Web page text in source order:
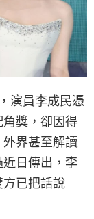
演員李成民憑
獎，卻因得
界甚至解讀
日傳出，李
已把話說